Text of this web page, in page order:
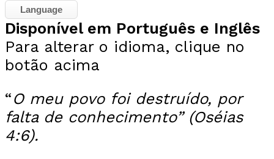
Language
Disponível em Português e Inglês
Para alterar o idioma, clique no
botão acima
“O meu povo foi destruído, por
falta de conhecimento” (Oséias
4:6).